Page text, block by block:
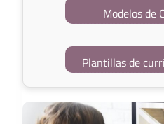
Modelos de
Plantillas de